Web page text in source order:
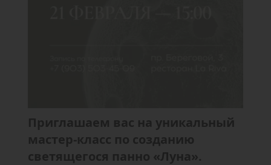
Приглашаем вас на уникальный
мастер-класс по созданию
светящегося панно «Луна».